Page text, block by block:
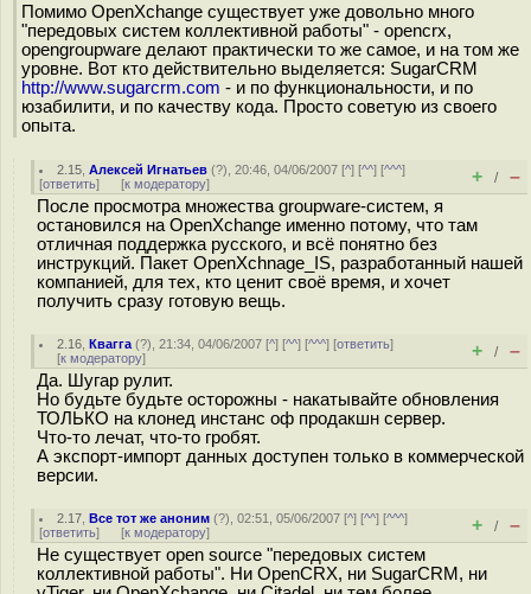
Помимо OpenXchange существует уже довольно много
"передовых систем коллективной работы" - opencrx,
opengroupware делают практически то же самое, и на том же
уровне. Вот кто действительно выделяется: SugarCRM
http://www.sugarcrm.com - и по функциональности, и по
юзабилити, и по качеству кода. Просто советую из своего
опыта.
2.15 ,Алексей Игнатьев (?), 20:46, 04/06/2007 [^] [^^] [^^^]
[ответить] [к модератору] + / –
После просмотра множества groupware-систем, я
остановился на OpenXchange именно потому, что там
отличная поддержка русского, и всё понятно без
инструкций. Пакет OpenXchnage_IS, разработанный нашей
компанией, для тех, кто ценит своё время, и хочет
получить сразу готовую вещь.
2.16 ,Квагга (?), 21:34, 04/06/2007 [^] [^^] [^^^] [ответить]
[к модератору] + / –
Да. Шугар рулит.
Но будьте будьте осторожны - накатывайте обновления
ТОЛЬКО на клонед инстанс оф продакшн сервер.
Что-то лечат, что-то гробят.
А экспорт-импорт данных доступен только в коммерческой
версии.
2.17 ,Все тот же аноним (?), 02:51, 05/06/2007 [^] [^^] [^^^]
[ответить] [к модератору] + / –
Не существует open source "передовых систем
коллективной работы". Ни OpenCRX, ни SugarCRM, ни